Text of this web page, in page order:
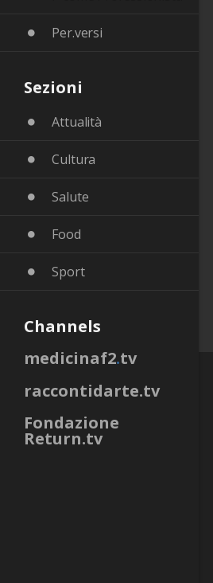
Per.versi
Sezioni
Attualità
Cultura
Salute
Food
Sport
Channels
medicinaf2.tv
raccontidarte.tv
Fondazione
Return.tv